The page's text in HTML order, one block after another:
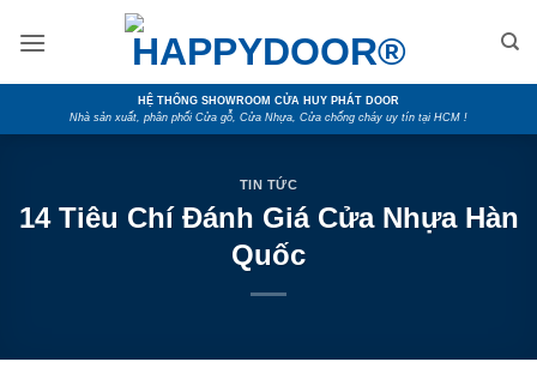
HỆ THỐNG SHOWROOM CỬA HUY PHÁT DOOR
Nhà sản xuất, phân phối Cửa gỗ, Cửa Nhựa, Cửa chống cháy uy tín tại HCM !
TIN TỨC
14 Tiêu Chí Đánh Giá Cửa Nhựa Hàn
Quốc